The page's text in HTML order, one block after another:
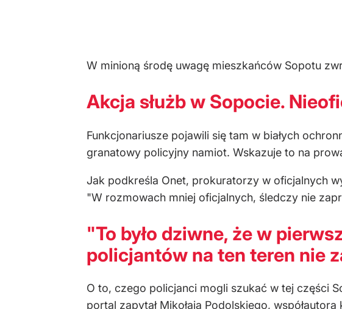
W minioną środę uwagę mieszkańców Sopotu
Akcja służb w Sopocie.
Funkcjonariusze pojawili się tam w białych
granatowy policyjny namiot. Wskazuje to na
Jak podkreśla Onet, prokuratorzy w oficjalnych
"W rozmowach mniej oficjalnych, śledczy nie
"To było dziwne, że w
policjantów na ten teren nie
O to, czego policjanci mogli szukać w tej części
portal zapytał Mikołaja Podolskiego,